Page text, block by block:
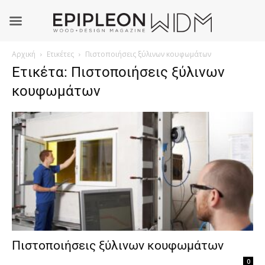
Αρχική Ετικέτες Πιστοποιήσεις ξύλινων κουφωμάτων
Ετικέτα: Πιστοποιήσεις ξύλινων
κουφωμάτων
Πιστοποιήσεις ξύλινων κουφωμάτων
0